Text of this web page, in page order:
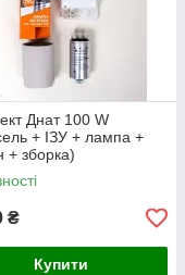
Днат 100 W
+ ІЗУ + лампа +
+ зборка)
₴
Купити